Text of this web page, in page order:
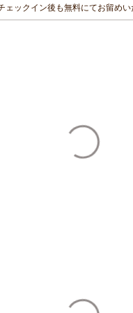
ックイン後も無料にてお留めい